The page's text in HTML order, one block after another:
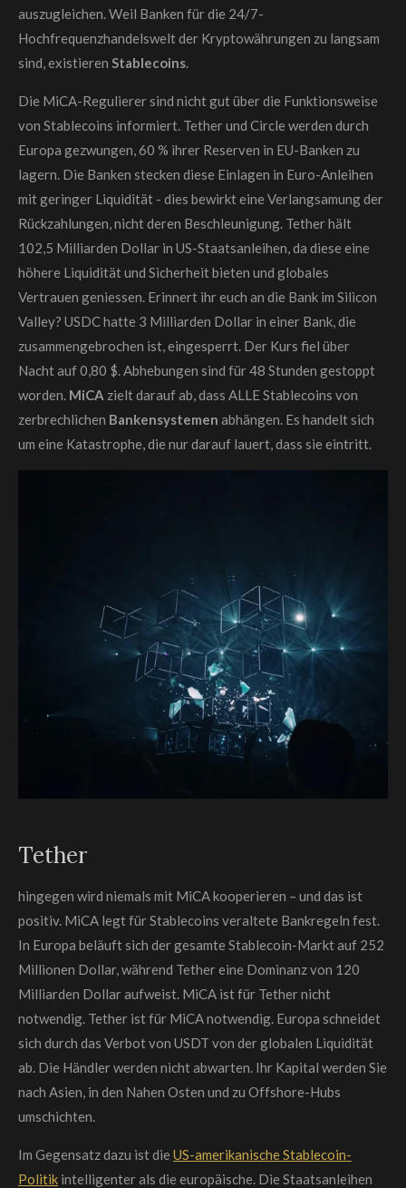
auszugleichen. Weil Banken für die 24/7-
Hochfrequenzhandelswelt der Kryptowährungen zu langsam
sind, existieren Stablecoins.
Die MiCA-Regulierer sind nicht gut über die Funktionsweise
von Stablecoins informiert. Tether und Circle werden durch
Europa gezwungen, 60 % ihrer Reserven in EU-Banken zu
lagern. Die Banken stecken diese Einlagen in Euro-Anleihen
mit geringer Liquidität - dies bewirkt eine Verlangsamung der
Rückzahlungen, nicht deren Beschleunigung. Tether hält
102,5 Milliarden Dollar in US-Staatsanleihen, da diese eine
höhere Liquidität und Sicherheit bieten und globales
Vertrauen geniessen. Erinnert ihr euch an die Bank im Silicon
Valley? USDC hatte 3 Milliarden Dollar in einer Bank, die
zusammengebrochen ist, eingesperrt. Der Kurs fiel über
Nacht auf 0,80 $. Abhebungen sind für 48 Stunden gestoppt
worden. MiCA zielt darauf ab, dass ALLE Stablecoins von
zerbrechlichen Bankensystemen abhängen. Es handelt sich
um eine Katastrophe, die nur darauf lauert, dass sie eintritt.
Tether
hingegen wird niemals mit MiCA kooperieren – und das ist
positiv. MiCA legt für Stablecoins veraltete Bankregeln fest.
In Europa beläuft sich der gesamte Stablecoin-Markt auf 252
Millionen Dollar, während Tether eine Dominanz von 120
Milliarden Dollar aufweist. MiCA ist für Tether nicht
notwendig. Tether ist für MiCA notwendig. Europa schneidet
sich durch das Verbot von USDT von der globalen Liquidität
ab. Die Händler werden nicht abwarten. Ihr Kapital werden Sie
nach Asien, in den Nahen Osten und zu Offshore-Hubs
umschichten.
Im Gegensatz dazu ist die US-amerikanische Stablecoin-
Politik intelligenter als die europäische. Die Staatsanleihen